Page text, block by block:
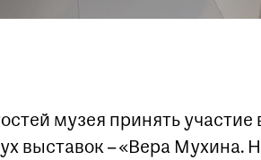
музея принять
выставок – «Вера Мухина.